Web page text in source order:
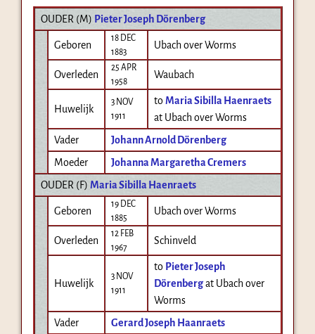
OUDER (M) Pieter Joseph Dörenberg
Geboren
18 DEC
1883
Ubach over Worms
Overleden
25 APR
1958
Waubach
Huwelijk
3 NOV
1911
toMaria Sibilla Haenraets
at Ubach over Worms
Vader
Johann Arnold Dörenberg
Moeder
Johanna Margaretha Cremers
OUDER (F) Maria Sibilla Haenraets
Geboren
19 DEC
1885
Ubach over Worms
Overleden
12 FEB
1967
Schinveld
Huwelijk
3 NOV
1911
to Pieter Joseph
Dörenberg at Ubach over
Worms
Vader
Gerard Joseph Haanraets